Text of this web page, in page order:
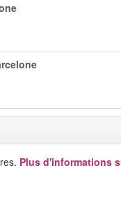
Plus d'informations